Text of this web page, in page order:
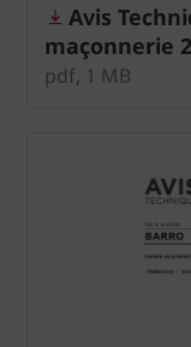
Avis
maçonnerie
pdf, 1 MB